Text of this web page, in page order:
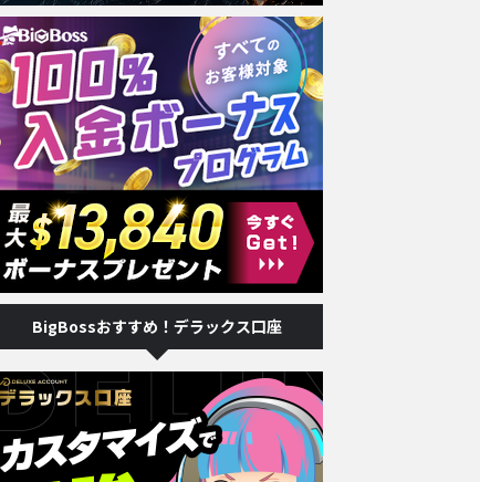
BigBossおすすめ！デラックス口座